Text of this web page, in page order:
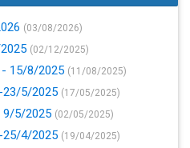
(03/08/2026)
(02/12/2025)
- 15/8/2025 (11/08/2025)
23/5/2025 (17/05/2025)
9/5/2025 (02/05/2025)
25/4/2025 (19/04/2025)